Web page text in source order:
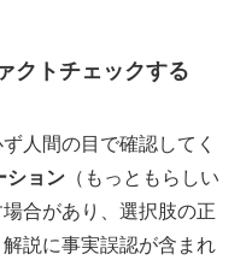
クトチェックする
人間の目で確認してく
ション（もっともらしい
合があり、選択肢の正
説に事実誤認が含まれ